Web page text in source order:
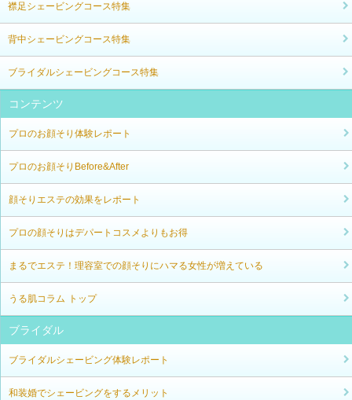
襟足シェービングコース特集
背中シェービングコース特集
ブライダルシェービングコース特集
コンテンツ
プロのお顔そり体験レポート
プロのお顔そりBefore&After
顔そりエステの効果をレポート
プロの顔そりはデパートコスメよりもお得
まるでエステ！理容室での顔そりにハマる女性が増えている
うる肌コラム トップ
ブライダル
ブライダルシェービング体験レポート
和装婚でシェービングをするメリット